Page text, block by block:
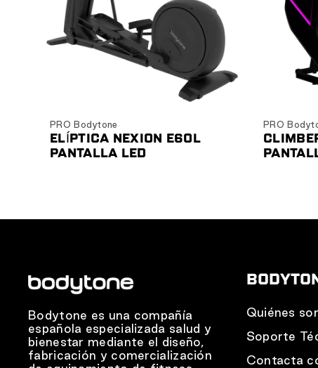
PRO Bodytone
ELÍPTICA NEXION E60L
PANTALLA LED
PRO
Bodytone es una compañía
española especializada salud y
bienestar mediante el diseño,
fabricación y comercialización
Quiénes
Soporte
Contacta